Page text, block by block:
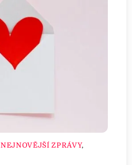
NEJNOVĚJŠÍ ZPRÁVY,